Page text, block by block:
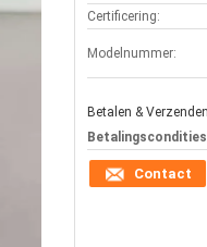
Certificering:
Modelnummer:
Betalen &
Contact